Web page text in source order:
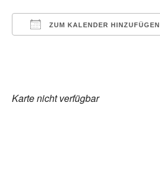
ZUM KALENDER HINZUFÜGEN
Karte nicht verfügbar